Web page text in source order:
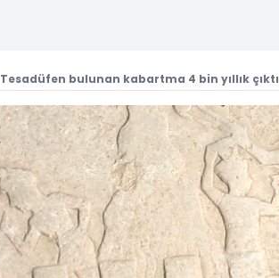
Tesadüfen bulunan kabartma 4 bin yıllık çıktı